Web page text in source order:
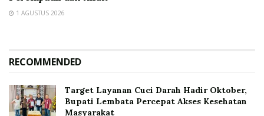
1 AGUSTUS 2026
RECOMMENDED
Target Layanan Cuci Darah Hadir Oktober,
Bupati Lembata Percepat Akses Kesehatan
Masyarakat